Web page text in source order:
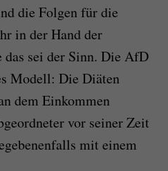
die Folgen für die
in der Hand der
das sei der Sinn. Die AfD
Modell: Die Diäten
dem Einkommen
vor seiner Zeit
mit einem